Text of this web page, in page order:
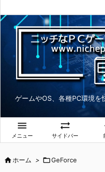
ゲームやOS、各種PC環境を

メニュー

サイドバー
ホーム > GeForce